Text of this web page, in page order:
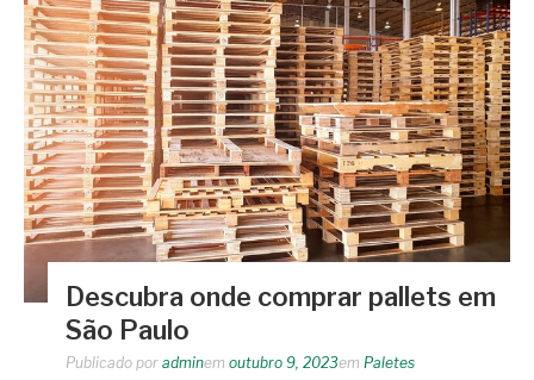
Descubra onde comprar pallets em
São Paulo
Publicado por adminem outubro 9, 2023em Paletes